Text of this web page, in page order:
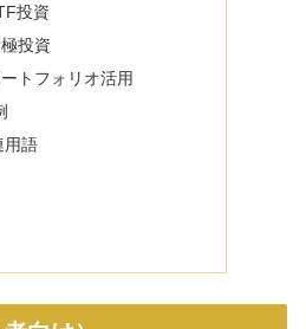
投資
投資
トフォリオ活用
用語